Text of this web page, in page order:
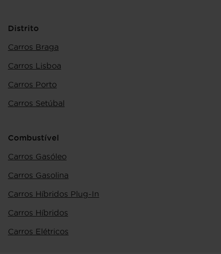
Distrito
Carros Braga
Carros Lisboa
Carros Porto
Carros Setúbal
Combustível
Carros Gasóleo
Carros Gasolina
Carros Híbridos Plug-In
Carros Híbridos
Carros Elétricos